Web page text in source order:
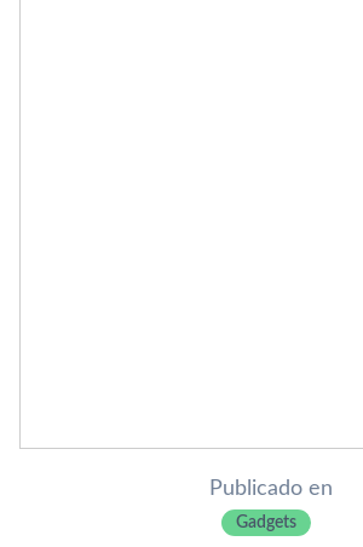
Publicado en
Gadgets